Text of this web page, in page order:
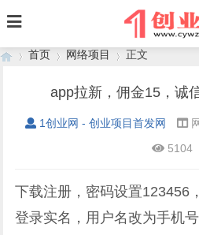
首页
›
网络项目
›
正文
app拉新，佣金15，诚
1创业网 - 创业项目首发网
5104
下载注册，密码设置123456
登录实名，用户名改为手机